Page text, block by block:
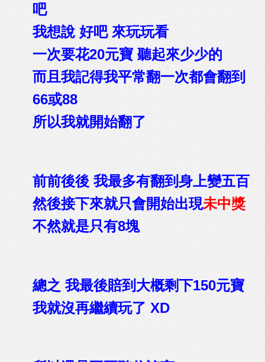
吧
我想說 好吧 來玩玩看
一次要花20元寶 聽起來少少的
而且我記得我平常翻一次都會翻到
66或88
所以我就開始翻了
前前後後 我最多有翻到身上變五百
然後接下來就只會開始出現未中獎
不然就是只有8塊
總之 我最後賠到大概剩下150元寶
我就沒再繼續玩了 XD